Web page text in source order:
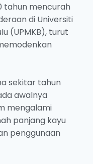
tahun mencurah
di Universiti
(UPMKB), turut
sekitar tahun
awalnya
mengalami
panjang kayu
penggunaan